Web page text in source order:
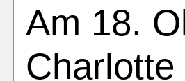
Am 18.